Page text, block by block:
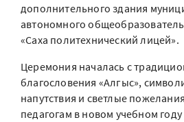
дополнительного здания
автономного
«Саха политехнический лицей».
Церемония началась с
благословения «Алгыс»,
напутствия и светлые
педагогам в новом учебном году